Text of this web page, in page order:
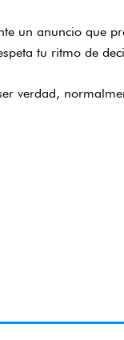
un anuncio que
tu ritmo de
verdad,